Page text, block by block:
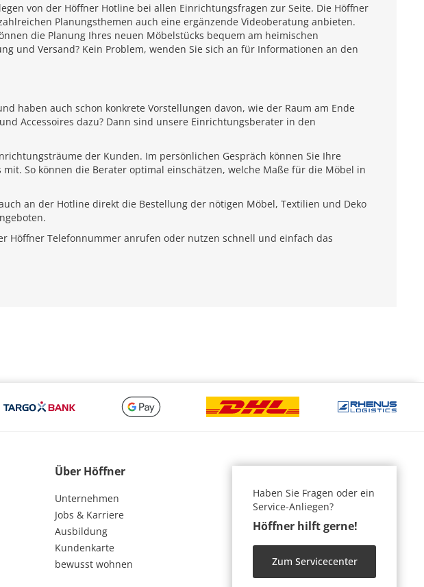
von der Höffner Hotline bei allen Einrichtungsfragen zur Seite. Die Höffner
Planungsthemen auch eine ergänzende Videoberatung anbieten.
die Planung Ihres neuen Möbelstücks bequem am heimischen
und Versand? Kein Problem, wenden Sie sich an für Informationen an den
haben auch schon konkrete Vorstellungen davon, wie der Raum am Ende
Accessoires dazu? Dann sind unsere Einrichtungsberater in den
der Kunden. Im persönlichen Gespräch können Sie Ihre
So können die Berater optimal einschätzen, welche Maße für die Möbel in
an der Hotline direkt die Bestellung der nötigen Möbel, Textilien und Deko
Höffner Telefonnummer anrufen oder nutzen schnell und einfach das
Über Höffner
Unternehmen
Jobs & Karriere
Ausbildung
Kundenkarte
bewusst wohnen
Haben Sie Fragen oder ein
Service-Anliegen?
Höffner hilft gerne!
Zum Servicecenter